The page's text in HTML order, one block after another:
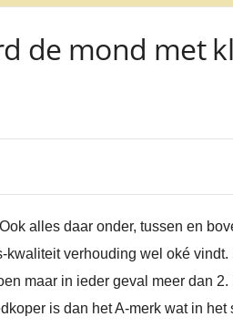
de mond met
alles daar onder, tussen en
verhouding wel oké
maar in ieder geval meer dan 2.
is dan het A-merk wat in het